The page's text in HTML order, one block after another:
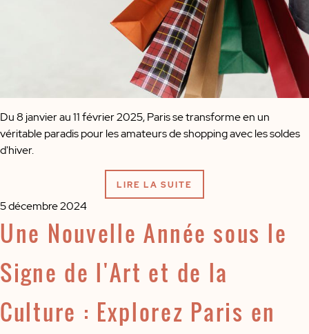
Du 8 janvier au 11 février 2025, Paris se transforme en un
véritable paradis pour les amateurs de shopping avec les soldes
d'hiver.
LIRE LA SUITE
5 décembre 2024
Une Nouvelle Année sous le
Signe de l'Art et de la
Culture : Explorez Paris en